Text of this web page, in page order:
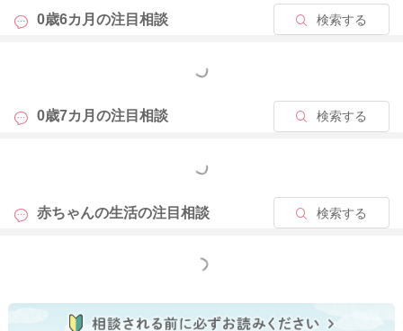
どうぞよろしくお願いします。
0歳6カ月の注目相談 検索する
もっと見る
0歳7カ月の注目相談 検索する
もっと見る
赤ちゃんの生活の注目相談 検索する
もっと見る